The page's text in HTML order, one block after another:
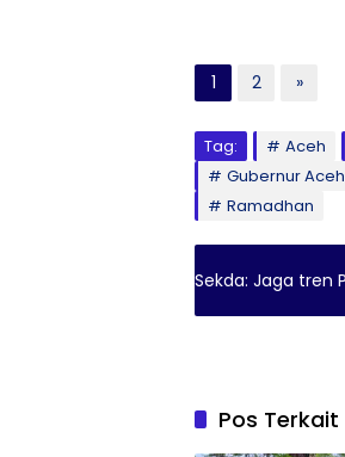
(13/2/2026).
hari ini saya
Staf Ahli TP PKK
para pengurus TP
1 2 »
Tag: Aceh
Gubernur Aceh
Ramadhan
Sekda: Jaga tren
Pos Terkait